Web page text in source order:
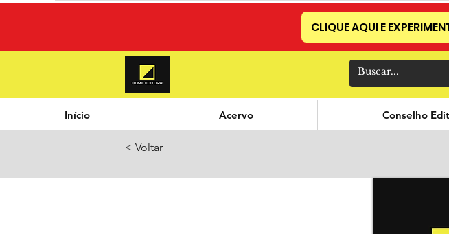
CLIQUE AQUI E
Início Acervo Conselho
< Voltar